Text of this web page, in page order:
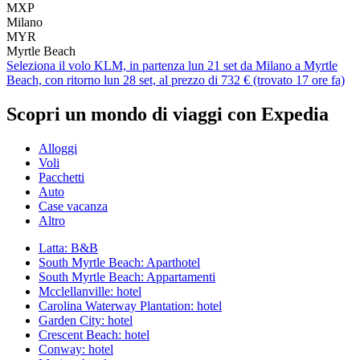
MXP
Milano
MYR
Myrtle Beach
Seleziona il volo KLM, in partenza lun 21 set da Milano a Myrtle
Beach, con ritorno lun 28 set, al prezzo di 732 € (trovato 17 ore fa)
Scopri un mondo di viaggi con Expedia
Alloggi
Voli
Pacchetti
Auto
Case vacanza
Altro
Latta: B&B
South Myrtle Beach: Aparthotel
South Myrtle Beach: Appartamenti
Mcclellanville: hotel
Carolina Waterway Plantation: hotel
Garden City: hotel
Crescent Beach: hotel
Conway: hotel